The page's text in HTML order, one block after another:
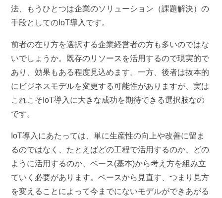
法、もうひとつは企業のソリューション（課題解決）の
手段としてのIoT導入です。
前者の在り方を選択する企業経営者の方も多いのではな
いでしょうか。既存のリソースを活用するので現実的で
あり、効果もある程度見込めます。一方、後者は抜本的
にビジネスモデルを変更する可能性がありますが、実は
これこそIoT導入に大きな成功を期待できる選択肢なの
です。
IoT導入にあたっては、単に生産性の向上や改善に留ま
るのではなく、たとえばどの工程で活用するのか、どの
ように活用するのか、ベース(基本)から考え方を組み立
ていく必要があります。ベースから見直す、つまり見方
を変えることによって今までにないモデルができあがる